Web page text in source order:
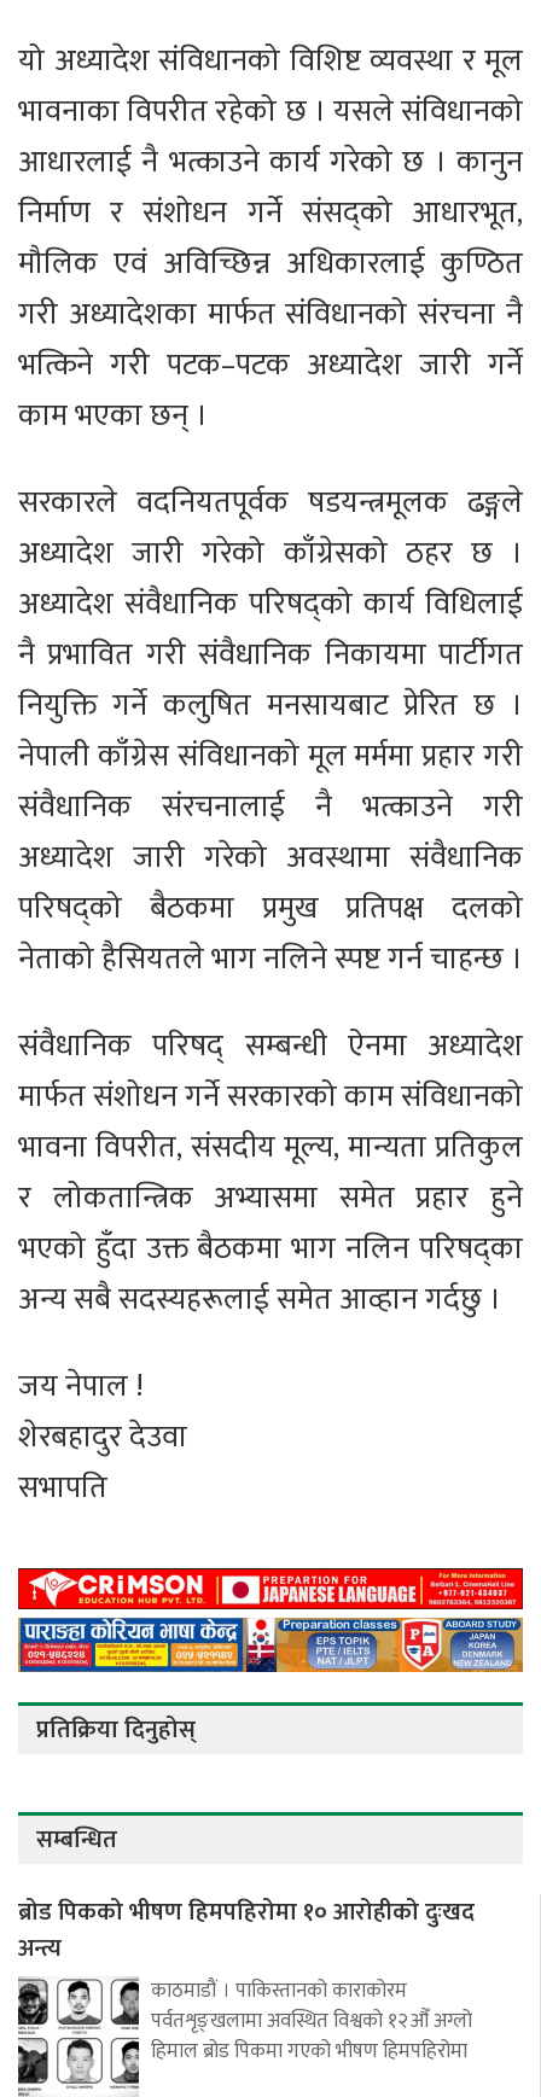
यो अध्यादेश संविधानको विशिष्ट व्यवस्था र मूल
भावनाका विपरीत रहेको छ । यसले संविधानको
आधारलाई नै भत्काउने कार्य गरेको छ । कानुन
निर्माण र संशोधन गर्ने संसद्को आधारभूत,
मौलिक एवं अविच्छिन्न अधिकारलाई कुण्ठित
गरी अध्यादेशका मार्फत संविधानको संरचना नै
भत्किने गरी पटक–पटक अध्यादेश जारी गर्ने
काम भएका छन् ।
सरकारले वदनियतपूर्वक षडयन्त्रमूलक ढङ्गले
अध्यादेश जारी गरेको काँग्रेसको ठहर छ ।
अध्यादेश संवैधानिक परिषद्को कार्य विधिलाई
नै प्रभावित गरी संवैधानिक निकायमा पार्टीगत
नियुक्ति गर्ने कलुषित मनसायबाट प्रेरित छ ।
नेपाली काँग्रेस संविधानको मूल मर्ममा प्रहार गरी
संवैधानिक संरचनालाई नै भत्काउने गरी
अध्यादेश जारी गरेको अवस्थामा संवैधानिक
परिषद्को बैठकमा प्रमुख प्रतिपक्ष दलको
नेताको हैसियतले भाग नलिने स्पष्ट गर्न चाहन्छ ।
संवैधानिक परिषद् सम्बन्धी ऐनमा अध्यादेश
मार्फत संशोधन गर्ने सरकारको काम संविधानको
भावना विपरीत, संसदीय मूल्य, मान्यता प्रतिकुल
र लोकतान्त्रिक अभ्यासमा समेत प्रहार हुने
भएको हुँदा उक्त बैठकमा भाग नलिन परिषद्का
अन्य सबै सदस्यहरूलाई समेत आव्हान गर्दछु ।
जय नेपाल !
शेरबहादुर देउवा
सभापति
प्रतिक्रिया दिनुहोस्
सम्बन्धित
ब्रोड पिकको भीषण हिमपहिरोमा १० आरोहीको दुःखद
अन्त्य
काठमाडौं । पाकिस्तानको काराकोरम
पर्वतशृङ्खलामा अवस्थित विश्वको १२औँ अग्लो
हिमाल ब्रोड पिकमा गएको भीषण हिमपहिरोमा